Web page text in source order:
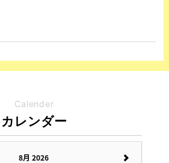
Calender
カレンダー
8月 2026